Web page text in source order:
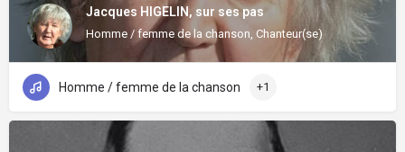
Jacques HIGELIN, sur ses pas
Homme / femme de la chanson, Chanteur(se)
Homme / femme de la chanson +1